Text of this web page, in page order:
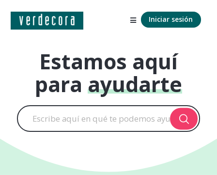
Iniciar sesión
Estamos aquí
para ayudarte